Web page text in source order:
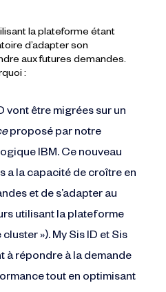
la plateforme étant
d’adapter son
aux futures demandes.
:
vont être migrées sur un
proposé par notre
IBM. Ce nouveau
a la capacité de croître en
et de s’adapter au
utilisant la plateforme
»). My Sis ID et Sis
à répondre à la demande
tout en optimisant